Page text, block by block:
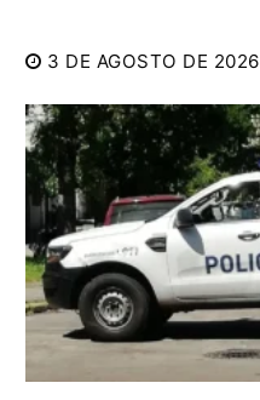
3 DE AGOSTO DE 2026